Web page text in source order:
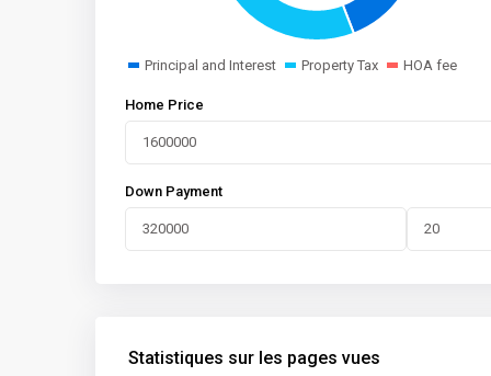
Principal and Interest Property Tax HOA fee
Home Price
Down Payment
Statistiques sur les pages vues